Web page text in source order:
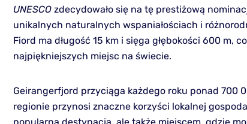
UNESCO zdecydowało się na tę prestiżową
unikalnych naturalnych wspaniałościach i
Fiord ma długość 15 km i sięga głębokości 600 m,
najpiękniejszych miejsc na świecie.
Geirangerfjord przyciąga każdego roku ponad 700
regionie przynosi znaczne korzyści lokalnej